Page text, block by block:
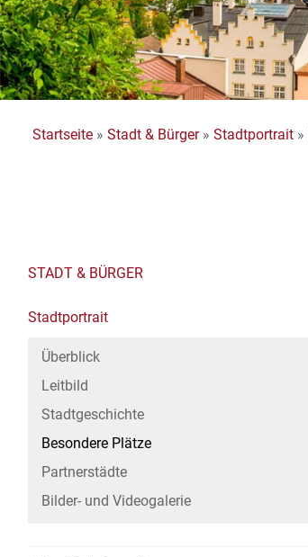
Startseite» Stadt & Bürger» Stadtportrait»
STADT & BÜRGER
Stadtportrait
Überblick
Leitbild
Stadtgeschichte
Besondere Plätze
Partnerstädte
Bilder- und Videogalerie